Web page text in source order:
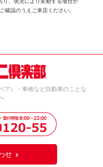
確認のうえご来店ください。
ア）・車検など自動車のことな
せ